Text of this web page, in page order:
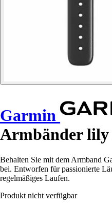
Garmin
Armbänder lily
Behalten Sie mit dem Armband
bei. Entworfen für passionierte
regelmäßiges Laufen.
Produkt nicht verfügbar